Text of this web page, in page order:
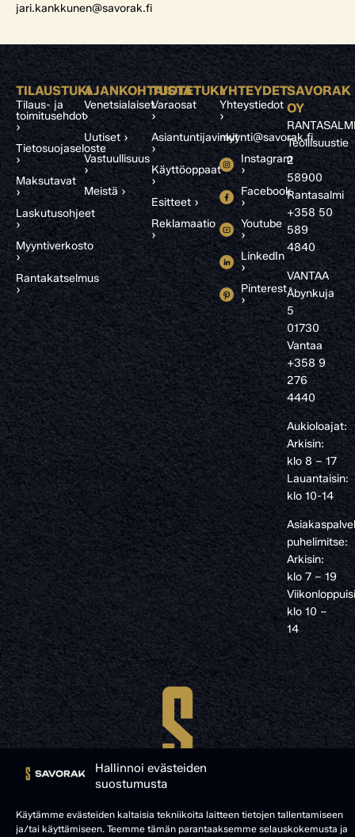
Hallinnoi evästeiden
suostumusta
Käytämme evästeiden kaltaisia tekniikoita laitteen tietojen tallentamiseen
ja/tai käyttämiseen. Teemme tämän parantaaksemme selauskokemusta ja
jari.kankkunen@savorak.fi
TILAUSTUKI
Tilaus- ja
toimitusehdot
›
Tietosuojaseloste
›
Maksutavat
›
Laskutusohjeet
›
Myyntiverkosto
›
Rantakatselmus
›
AJANKOHTAISTA
Venetsialaiset
›
Uutiset ›
Vastuullisuus
›
Meistä ›
TUOTETUKI
Varaosat
›
Asiantuntijavinkit
›
Käyttöoppaat
›
Esitteet ›
Reklamaatio
›
YHTEYDET
Yhteystiedot
›
myynti@savorak.fi
Instagram
›
Facebook
›
Youtube
›
LinkedIn
›
Pinterest
›
SAVORAK
OY
Teollisuustie
2
58900
Rantasalmi
+358 50
589
4840
VANTAA
Åbynkuja
5
01730
Vantaa
+358 9
276
4440
Aukioloajat:
Arkisin:
klo 8 – 17
Lauantaisin:
klo 10-14
puhelimitse:
Arkisin:
klo 7 – 19
klo 10 –
14